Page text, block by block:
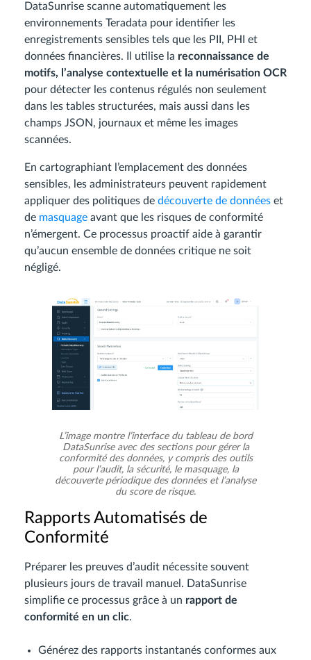
DataSunrise scanne automatiquement les
environnements Teradata pour identifier les
enregistrements sensibles tels que les PII, PHI et
données financières. Il utilise la reconnaissance de
motifs, l’analyse contextuelle et la numérisation OCR
pour détecter les contenus régulés non seulement
dans les tables structurées, mais aussi dans les
champs JSON, journaux et même les images
scannées.
En cartographiant l’emplacement des données
sensibles, les administrateurs peuvent rapidement
appliquer des politiques de découverte de données et
de masquage avant que les risques de conformité
n’émergent. Ce processus proactif aide à garantir
qu’aucun ensemble de données critique ne soit
négligé.
L’image montre l’interface du tableau de bord
DataSunrise avec des sections pour gérer la
conformité des données, y compris des outils
pour l’audit, la sécurité, le masquage, la
découverte périodique des données et l’analyse
du score de risque.
Rapports Automatisés de
Conformité
Préparer les preuves d’audit nécessite souvent
plusieurs jours de travail manuel. DataSunrise
simplifie ce processus grâce à un rapport de
conformité en un clic.
Générez des rapports instantanés conformes aux